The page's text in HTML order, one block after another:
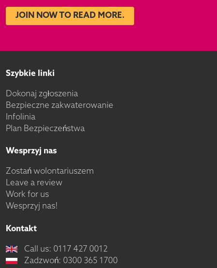
JOIN NOW TO READ MORE.
Szybkie linki
Dokonaj zgłoszenia
Bezpieczne zakwaterowanie
Infolinia
Plan Bezpieczeństwa
Wesprzyj nas
Zostań wolontariuszem
Leave a review
Work for us
Wesprzyj nas!
Kontakt
Call us: 0117 427 0012
Zadzwoń: 0300 365 1700